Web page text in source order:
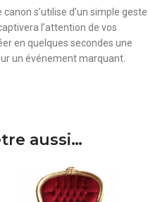
canon s’utilise d’un simple geste
l’attention de vos
en quelques secondes une
un événement marquant.
aussi…